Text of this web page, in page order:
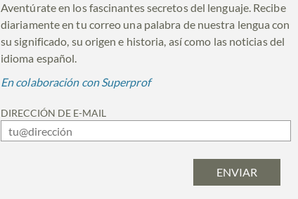
Aventúrate en los fascinantes secretos del lenguaje. Recibe
diariamente en tu correo una palabra de nuestra lengua con
su significado, su origen e historia, así como las noticias del
idioma español.
En colaboración con Superprof
DIRECCIÓN DE E-MAIL